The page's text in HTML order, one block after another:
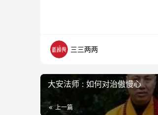
三三两两
大安法师 : 如何对治傲慢心
上一篇